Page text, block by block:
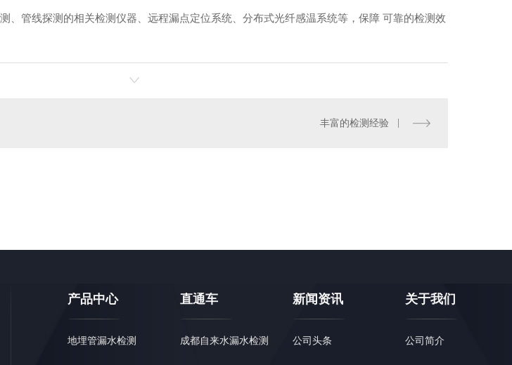
、管线探测的相关检测仪器、远程漏点定位系统、分布式光纤感温系统等，保障 可靠的检测效
丰富的检测经验
产品中心
地埋管漏水检测
直通车
成都自来水漏水检测
新闻资讯
公司头条
关于我们
公司简介